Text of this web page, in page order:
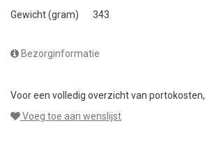
Gewicht (gram) 343
Bezorginformatie
Voor een volledig overzicht van portokosten,
Voeg toe aan wenslijst